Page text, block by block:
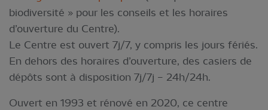
biodiversité » pour les conseils et les horaires
d’ouverture du Centre).
Le Centre est ouvert 7j/7, y compris les jours fériés.
En dehors des horaires d’ouverture, des casiers de
dépôts sont à disposition 7j/7j – 24h/24h.
Ouvert en 1993 et rénové en 2020, ce centre